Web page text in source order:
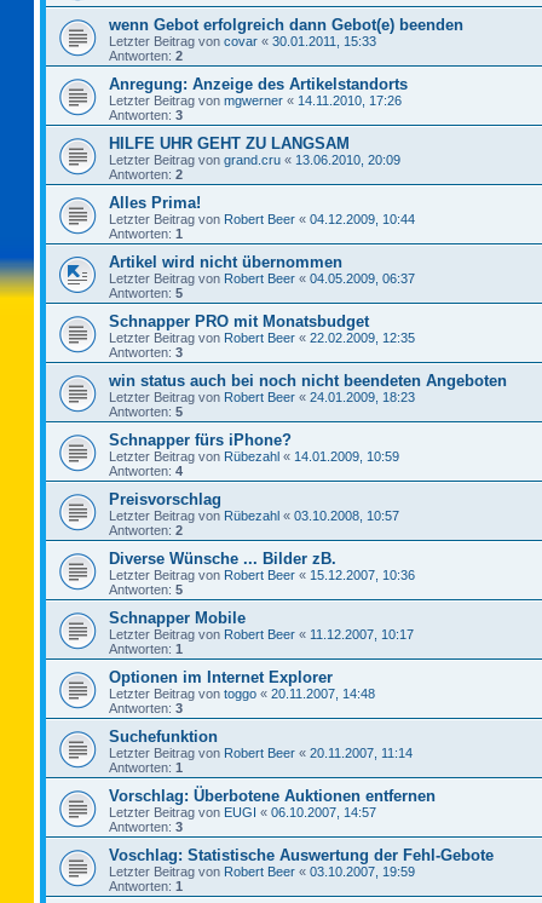
wenn Gebot erfolgreich dann Gebot(e) beenden
Letzter Beitrag von covar « 30.01.2011, 15:33
Antworten: 2
Anregung: Anzeige des Artikelstandorts
Letzter Beitrag von mgwerner « 14.11.2010, 17:26
Antworten: 3
HILFE UHR GEHT ZU LANGSAM
Letzter Beitrag von grand.cru « 13.06.2010, 20:09
Antworten: 2
Alles Prima!
Letzter Beitrag von Robert Beer « 04.12.2009, 10:44
Antworten: 1
Artikel wird nicht übernommen
Letzter Beitrag von Robert Beer « 04.05.2009, 06:37
Antworten: 5
Schnapper PRO mit Monatsbudget
Letzter Beitrag von Robert Beer « 22.02.2009, 12:35
Antworten: 3
win status auch bei noch nicht beendeten Angeboten
Letzter Beitrag von Robert Beer « 24.01.2009, 18:23
Antworten: 5
Schnapper fürs iPhone?
Letzter Beitrag von Rübezahl « 14.01.2009, 10:59
Antworten: 4
Preisvorschlag
Letzter Beitrag von Rübezahl « 03.10.2008, 10:57
Antworten: 2
Diverse Wünsche ... Bilder zB.
Letzter Beitrag von Robert Beer « 15.12.2007, 10:36
Antworten: 5
Schnapper Mobile
Letzter Beitrag von Robert Beer « 11.12.2007, 10:17
Antworten: 1
Optionen im Internet Explorer
Letzter Beitrag von toggo « 20.11.2007, 14:48
Antworten: 3
Suchefunktion
Letzter Beitrag von Robert Beer « 20.11.2007, 11:14
Antworten: 1
Vorschlag: Überbotene Auktionen entfernen
Letzter Beitrag von EUGI « 06.10.2007, 14:57
Antworten: 3
Voschlag: Statistische Auswertung der Fehl-Gebote
Letzter Beitrag von Robert Beer « 03.10.2007, 19:59
Antworten: 1